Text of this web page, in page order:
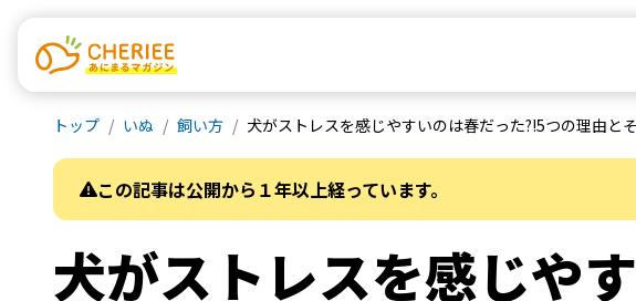
トップ いぬ 飼い方 犬がストレスを感じやすいのは春だった?!5つの理由とそ
この記事は公開から１年以上経っています。
犬がストレスを感じや